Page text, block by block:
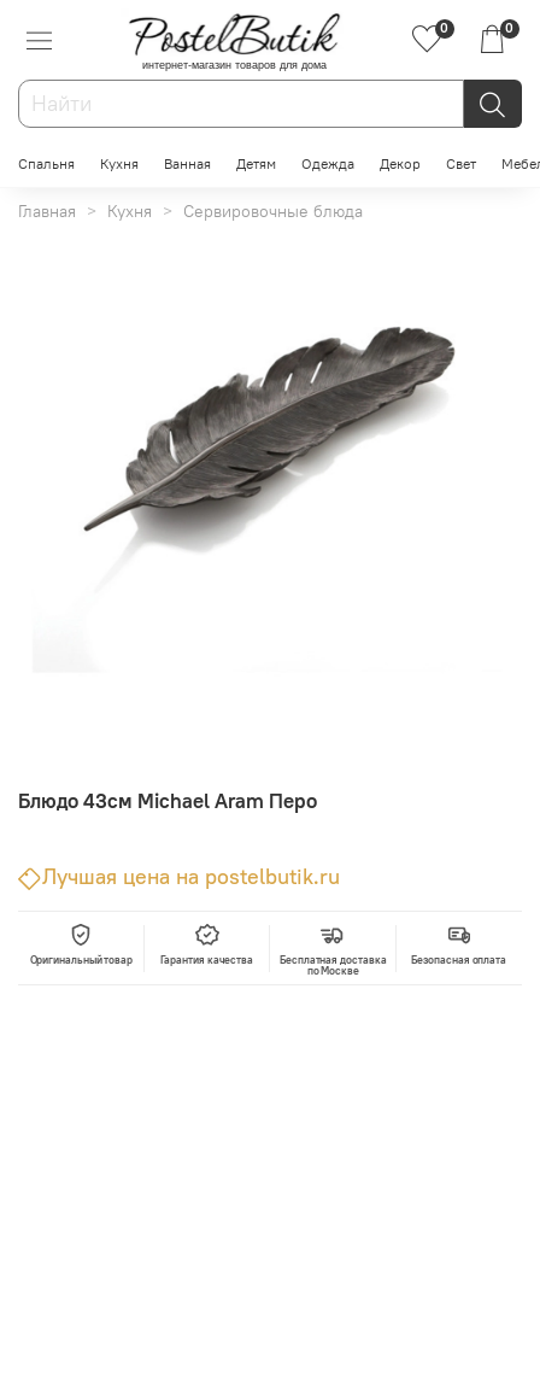
интернет-магазин товаров для дома
0 0
Спальня Кухня Ванная Детям Одежда Декор Свет
Главная Кухня Сервировочные блюда
Блюдо 43см Michael Aram Перо
Лучшая цена на postelbutik.ru
Оригинальный товар Гарантия качества
Бесплатная доставка
по Москве
Безопасная оплата